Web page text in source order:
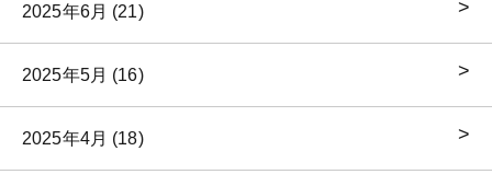
2025年6月 (21)
2025年5月 (16)
2025年4月 (18)